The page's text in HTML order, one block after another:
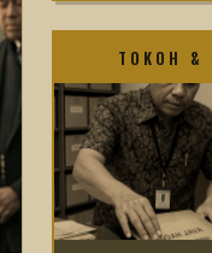
TOKOH &